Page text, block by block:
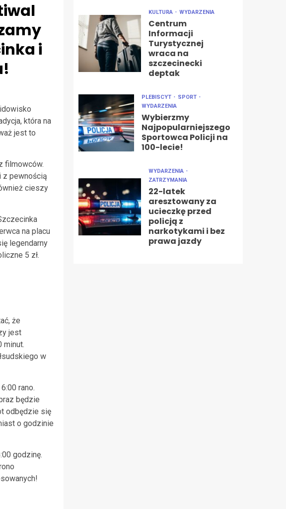
i
która na
jest to
filmowców.
z pewnością
cieszy
na placu
legendarny
5 zł.
że
jest
minut.
w
rano.
będzie
odbędzie się
o godzinie
godzinę.
KULTURA WYDARZENIA
Centrum
Informacji
Turystycznej
wraca na
szczecinecki
deptak
PLEBISCYT
SPORT
WYDARZENIA
Wybierzmy
Najpopularniejszego
Sportowca Policji na
100-lecie!
WYDARZENIA
ZATRZYMANIA
22-latek
aresztowany za
ucieczkę przed
policją z
narkotykami i bez
prawa jazdy